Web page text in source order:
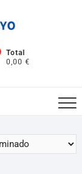
Total
0,00 €